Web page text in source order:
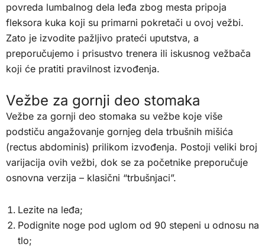
povreda lumbalnog dela leđa zbog mesta pripoja
fleksora kuka koji su primarni pokretači u ovoj vežbi.
Zato je izvodite pažljivo prateći uputstva, a
preporučujemo i prisustvo trenera ili iskusnog vežbača
koji će pratiti pravilnost izvođenja.
Vežbe za gornji deo stomaka
Vežbe za gornji deo stomaka su vežbe koje više
podstiču angažovanje gornjeg dela trbušnih mišića
(rectus abdominis) prilikom izvođenja. Postoji veliki broj
varijacija ovih vežbi, dok se za početnike preporučuje
osnovna verzija – klasični “trbušnjaci”.
Lezite na leđa;
Podignite noge pod uglom od 90 stepeni u odnosu na
tlo;